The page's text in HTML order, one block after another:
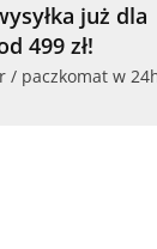
już dla
499 zł!
/ paczkomat w